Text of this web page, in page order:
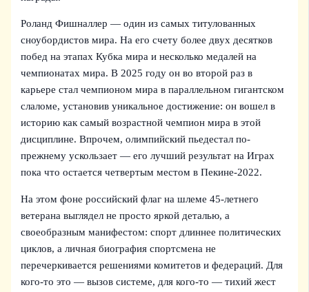
Роланд Фишналлер — один из самых титулованных
сноубордистов мира. На его счету более двух десятков
побед на этапах Кубка мира и несколько медалей на
чемпионатах мира. В 2025 году он во второй раз в
карьере стал чемпионом мира в параллельном гигантском
слаломе, установив уникальное достижение: он вошел в
историю как самый возрастной чемпион мира в этой
дисциплине. Впрочем, олимпийский пьедестал по-
прежнему ускользает — его лучший результат на Играх
пока что остается четвертым местом в Пекине-2022.
На этом фоне российский флаг на шлеме 45-летнего
ветерана выглядел не просто яркой деталью, а
своеобразным манифестом: спорт длиннее политических
циклов, а личная биография спортсмена не
перечеркивается решениями комитетов и федераций. Для
кого-то это — вызов системе, для кого-то — тихий жест